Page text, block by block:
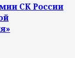
СК России